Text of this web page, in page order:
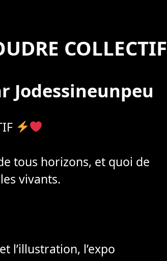
COLLECTIF
Jodessineunpeu
tous horizons, et quoi de
vivants.
l’illustration, l’expo